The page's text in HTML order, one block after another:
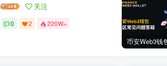
关注
0 2 220W+